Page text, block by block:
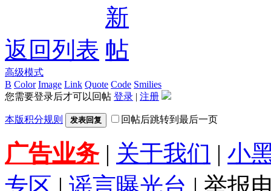
返回列表
高级模式
B Color Image Link Quote Code Smilies
您需要登录后才可以回帖 登录 | 注册
本版积分规则 发表回复 回帖后跳转到最后一页
广告业务| 关于我们 | 小
专区 | 谣言曝光台 | 举报